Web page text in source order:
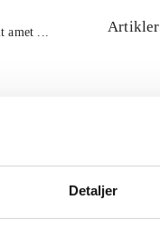
Detaljer
amet ...